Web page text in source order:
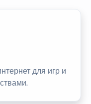
для игр и